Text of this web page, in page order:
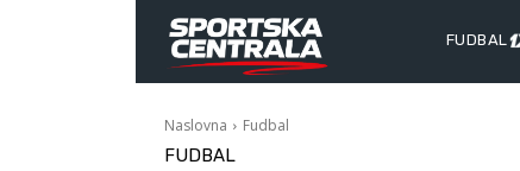
FUDBAL
Naslovna Fudbal
FUDBAL